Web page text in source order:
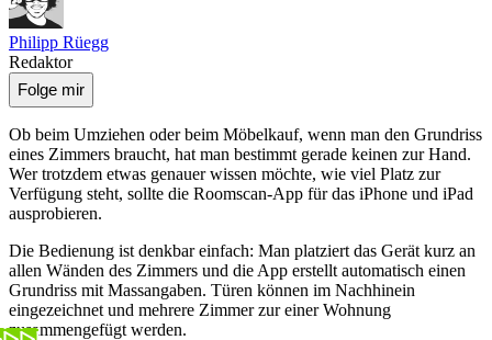
Philipp Rüegg
Redaktor
Folge mir
Ob beim Umziehen oder beim Möbelkauf, wenn man den Grundriss
eines Zimmers braucht, hat man bestimmt gerade keinen zur Hand.
Wer trotzdem etwas genauer wissen möchte, wie viel Platz zur
Verfügung steht, sollte die Roomscan-App für das iPhone und iPad
ausprobieren.
Die Bedienung ist denkbar einfach: Man platziert das Gerät kurz an
allen Wänden des Zimmers und die App erstellt automatisch einen
Grundriss mit Massangaben. Türen können im Nachhinein
eingezeichnet und mehrere Zimmer zur einer Wohnung
zusammengefügt werden.